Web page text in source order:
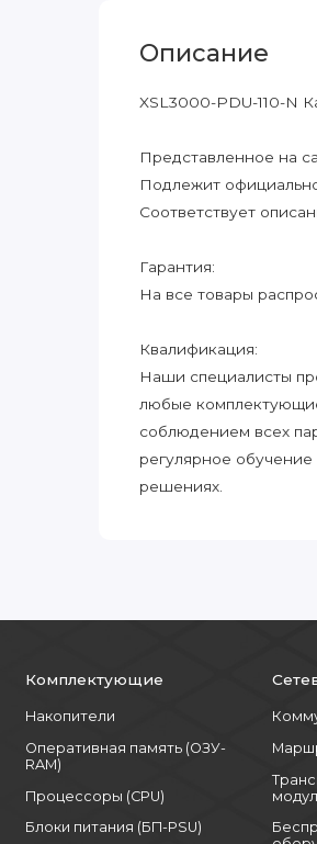
Описание
XSL3000-PDU-110-N
Представленное на
Подлежит
Соответствует
Гарантия:
На все товары
Квалификация:
Наши специалисты
любые
соблюдением всех
регулярное
решениях.
Комплектующие
Накопители
Оперативная память (ОЗУ-
RAM)
Процессоры (CPU)
Блоки питания (БП-PSU)